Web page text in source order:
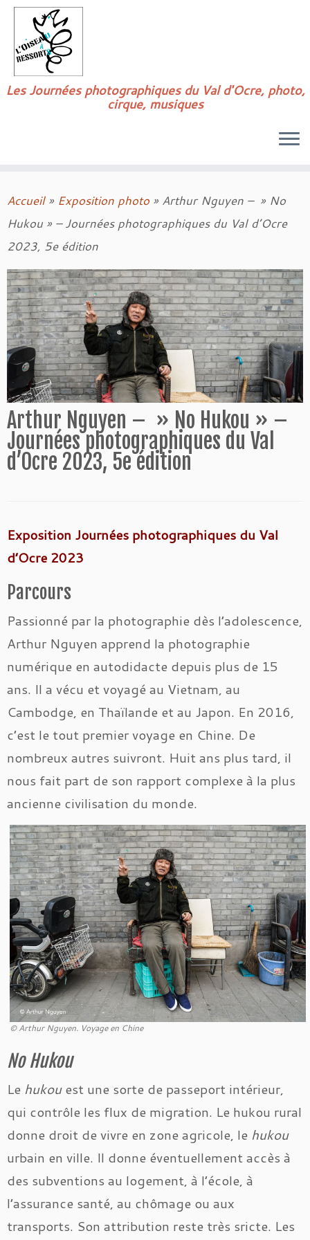
Passer
contenu
Les Journées photographiques du Val d'Ocre, photo,
cirque, musiques
Accueil » Exposition photo » Arthur Nguyen – » No
Hukou » – Journées photographiques du Val d’Ocre
2023, 5e édition
Arthur Nguyen – » No Hukou » –
Journées photographiques du Val
d’Ocre 2023, 5e édition
Exposition Journées photographiques du Val
d’Ocre 2023
Parcours
Passionné par la photographie dès l’adolescence,
Arthur Nguyen apprend la photographie
numérique en autodidacte depuis plus de 15
ans. Il a vécu et voyagé au Vietnam, au
Cambodge, en Thaïlande et au Japon. En 2016,
c’est le tout premier voyage en Chine. De
nombreux autres suivront. Huit ans plus tard, il
nous fait part de son rapport complexe à la plus
ancienne civilisation du monde.
© Arthur Nguyen. Voyage en Chine
No Hukou
Le hukouest une sorte de passeport intérieur,
qui contrôle les flux de migration. Le hukou rural
donne droit de vivre en zone agricole, le hukou
urbain en ville. Il donne éventuellement accès à
des subventions au logement, à l’école, à
l’assurance santé, au chômage ou aux
transports. Son attribution reste très sricte. Les